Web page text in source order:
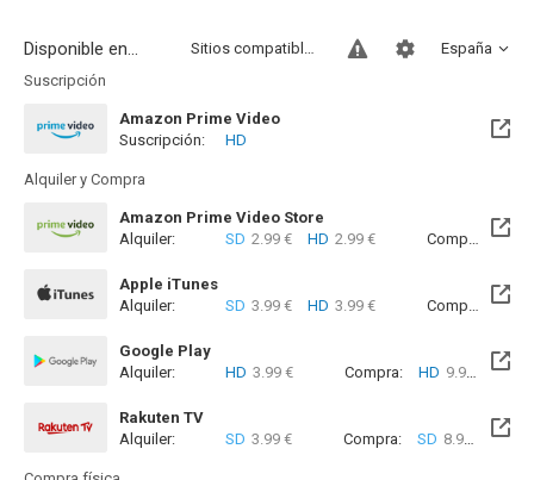
Disponible en... España
Sitios compatibles
Suscripción
Amazon Prime Video
Suscripción:
HD
Alquiler y Compra
Amazon Prime Video Store
Alquiler:
SD 2.99 € HD 2.99 € Compra: SD
Apple iTunes
Alquiler:
SD 3.99 € HD 3.99 € Compra: SD
Google Play
Alquiler:
HD 3.99 € Compra: HD 9.99 €
Rakuten TV
Alquiler:
SD 3.99 € Compra: SD 8.99 €